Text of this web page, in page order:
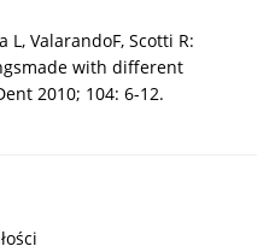
L, ValarandoF, Scotti R:
with different
2010; 104: 6-12.